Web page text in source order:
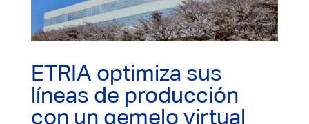
ETRIA optimiza sus
líneas de producción
con un gemelo virtual